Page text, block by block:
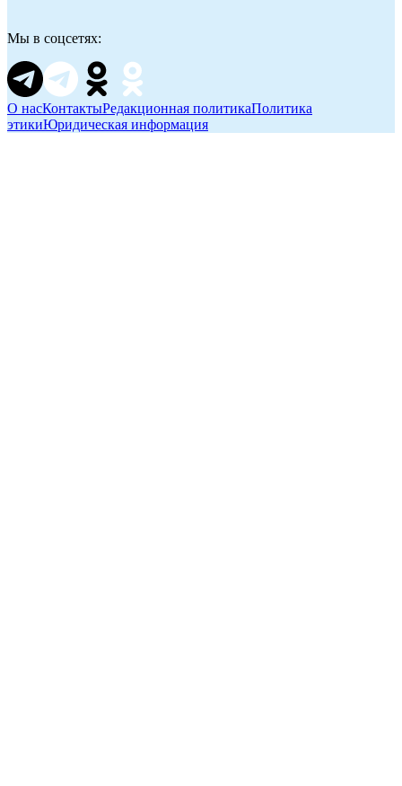
Мы в соцсетях:
О насКонтактыРедакционная политикаПолитика
этикиЮридическая информация